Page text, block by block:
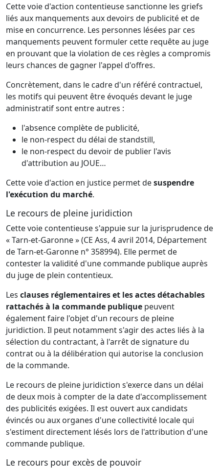
Cette voie d'action contentieuse sanctionne les griefs
liés aux manquements aux devoirs de publicité et de
mise en concurrence. Les personnes lésées par ces
manquements peuvent formuler cette requête au juge
en prouvant que la violation de ces règles a compromis
leurs chances de gagner l'appel d'offres.
Concrètement, dans le cadre d'un référé contractuel,
les motifs qui peuvent être évoqués devant le juge
administratif sont entre autres :
l'absence complète de publicité,
le non-respect du délai de standstill,
le non-respect du devoir de publier l'avis
d'attribution au JOUE…
Cette voie d'action en justice permet desuspendre
l'exécution du marché.
Le recours de pleine juridiction
Cette voie contentieuse s'appuie sur la jurisprudence de
« Tarn-et-Garonne » (CE Ass, 4 avril 2014, Département
de Tarn-et-Garonne n° 358994). Elle permet de
contester la validité d'une commande publique auprès
du juge de plein contentieux.
Les clauses réglementaires et les actes détachables
rattachés à la commande publique peuvent
également faire l'objet d'un recours de pleine
juridiction. Il peut notamment s'agir des actes liés à la
sélection du contractant, à l'arrêt de signature du
contrat ou à la délibération qui autorise la conclusion
de la commande.
Le recours de pleine juridiction s'exerce dans un délai
de deux mois à compter de la date d'accomplissement
des publicités exigées. Il est ouvert aux candidats
évincés ou aux organes d'une collectivité locale qui
s'estiment directement lésés lors de l'attribution d'une
commande publique.
Le recours pour excès de pouvoir